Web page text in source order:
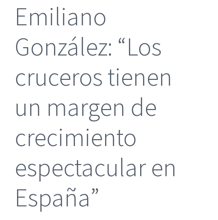
Emiliano
González: “Los
cruceros tienen
un margen de
crecimiento
espectacular en
España”